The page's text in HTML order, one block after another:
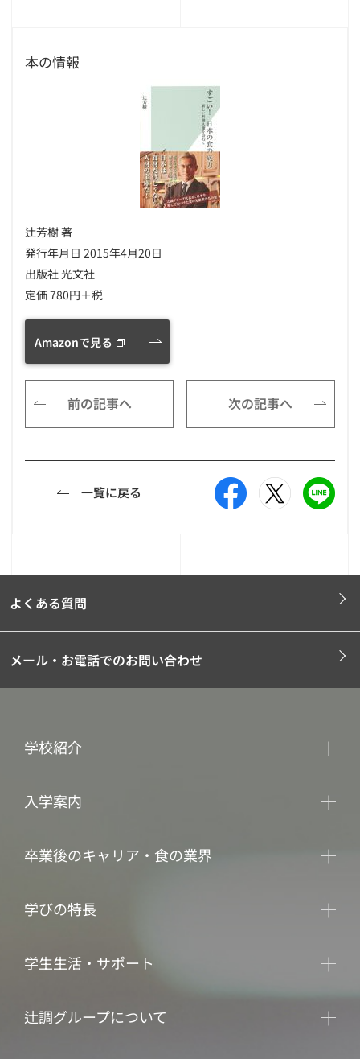
本の情報
辻芳樹 著
発行年月日 2015年4月20日
出版社 光文社
定価 780円＋税
Amazonで見る
前の記事へ 次の記事へ
一覧に戻る
よくある質問
メール・お電話でのお問い合わせ
学校紹介
入学案内
卒業後のキャリア・食の業界
学びの特長
学生生活・サポート
辻調グループについて